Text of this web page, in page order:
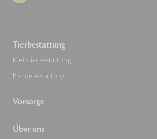
Tierbestattung
Kleintierbestattung
Pferdebestattung
Vorsorge
Über uns